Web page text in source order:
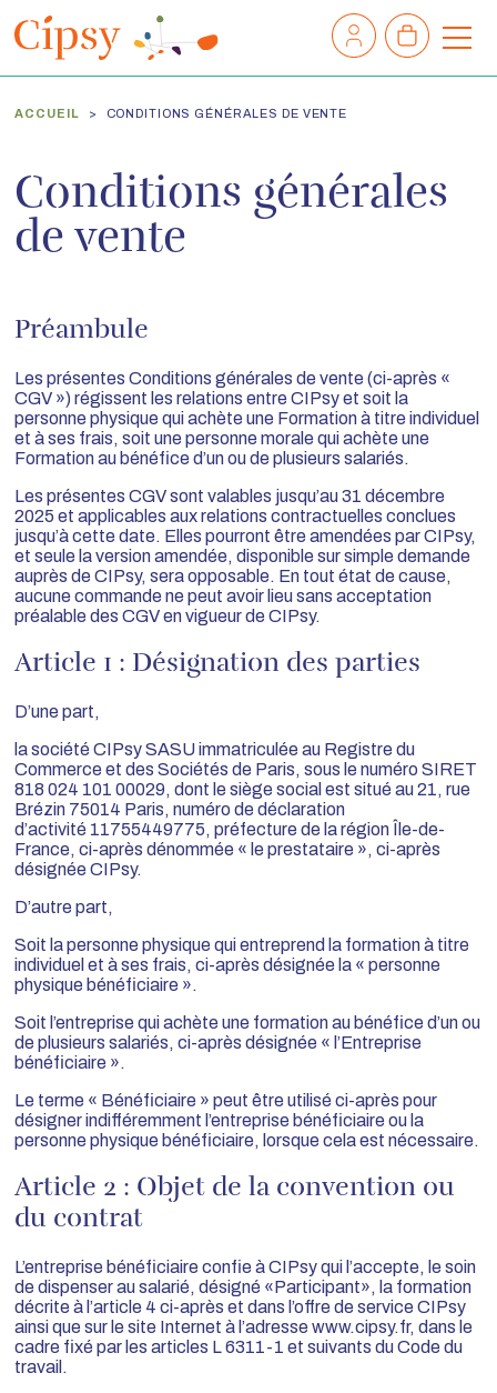
Mon
compte
Mon
panier
e
ACCUEIL CONDITIONS GÉNÉRALES DE VENTE
Conditions générales
de vente
Préambule
Les présentes Conditions générales de vente (ci-après «
CGV ») régissent les relations entre CIPsy et soit la
personne physique qui achète une Formation à titre individuel
et à ses frais, soit une personne morale qui achète une
Formation au bénéfice d’un ou de plusieurs salariés.
Les présentes CGV sont valables jusqu’au 31 décembre
2025 et applicables aux relations contractuelles conclues
jusqu’à cette date. Elles pourront être amendées par CIPsy,
et seule la version amendée, disponible sur simple demande
auprès de CIPsy, sera opposable. En tout état de cause,
aucune commande ne peut avoir lieu sans acceptation
préalable des CGV en vigueur de CIPsy.
Article 1 : Désignation des parties
D’une part,
la société CIPsy SASU immatriculée au Registre du
Commerce et des Sociétés de Paris, sous le numéro SIRET
818 024 101 00029, dont le siège social est situé au 21, rue
Brézin 75014 Paris, numéro de déclaration
d’activité 11755449775, préfecture de la région Île-de-
France, ci-après dénommée « le prestataire », ci-après
désignée CIPsy.
D’autre part,
Soit la personne physique qui entreprend la formation à titre
individuel et à ses frais, ci-après désignée la « personne
physique bénéficiaire ».
Soit l’entreprise qui achète une formation au bénéfice d’un ou
de plusieurs salariés, ci-après désignée « l’Entreprise
bénéficiaire ».
Le terme « Bénéficiaire » peut être utilisé ci-après pour
désigner indifféremment l’entreprise bénéficiaire ou la
personne physique bénéficiaire, lorsque cela est nécessaire.
Article 2 : Objet de la convention ou
du contrat
L’entreprise bénéficiaire confie à CIPsy qui l’accepte, le soin
de dispenser au salarié, désigné «Participant», la formation
décrite à l’article 4 ci-après et dans l’offre de service CIPsy
ainsi que sur le site Internet à l’adresse www.cipsy.fr, dans le
cadre fixé par les articles L 6311-1 et suivants du Code du
travail.